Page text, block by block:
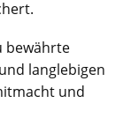
bewährte
langlebigen
und